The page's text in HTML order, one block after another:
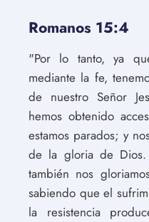
Romanos 15:4
"Por lo tanto, ya
mediante la fe,
de nuestro Señor
hemos obtenido
estamos parados; y
de la gloria de
también nos
sabiendo que el
la resistencia